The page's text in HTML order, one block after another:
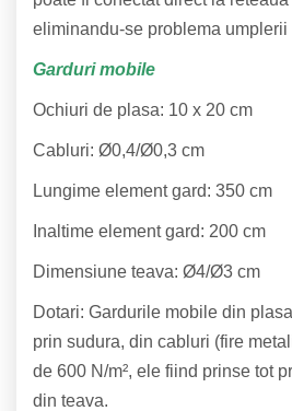
eliminandu-se problema umplerii
Garduri mobile
Ochiuri de plasa: 10 x 20 cm
Cabluri: Ø0,4/Ø0,3 cm
Lungime element gard: 350 cm
Inaltime element gard: 200 cm
Dimensiune teava: Ø4/Ø3 cm
Dotari: Gardurile mobile din
prin sudura, din cabluri (fire
de 600 N/m², ele fiind prinse tot
din teava.